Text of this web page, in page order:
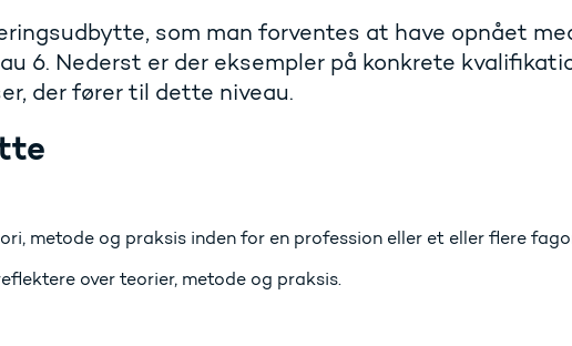
som man forventes at have opnået
6. Nederst er der eksempler på konkrete
der fører til dette niveau.
metode og praksis inden for en profession eller et eller flere
over teorier, metode og praksis.